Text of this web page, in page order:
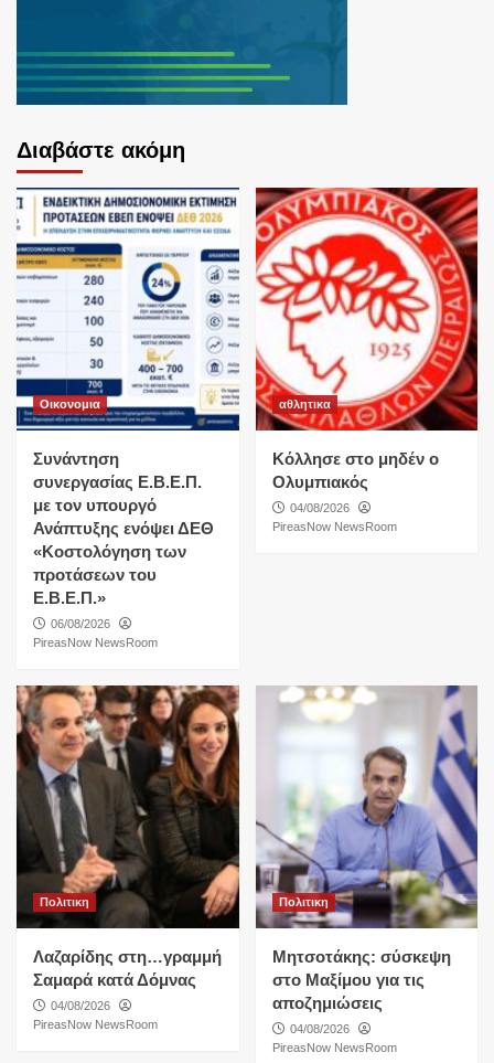
Διαβάστε ακόμη
Οικονομια
Συνάντηση
συνεργασίας Ε.Β.Ε.Π.
με τον υπουργό
Ανάπτυξης ενόψει ΔΕΘ
«Κοστολόγηση των
προτάσεων του
Ε.Β.Ε.Π.»
06/08/2026
PireasNow NewsRoom
αθλητικα
Κόλλησε στο μηδέν ο
Ολυμπιακός
04/08/2026
PireasNow NewsRoom
Πολιτικη
Λαζαρίδης στη…γραμμή
Σαμαρά κατά Δόμνας
04/08/2026
PireasNow NewsRoom
Πολιτικη
Μητσοτάκης: σύσκεψη
στο Μαξίμου για τις
αποζημιώσεις
04/08/2026
PireasNow NewsRoom